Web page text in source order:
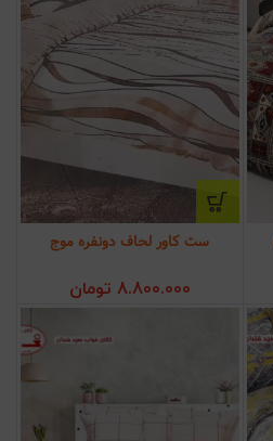
ست کاور لحاف دونفره موج
8.800.000 تومان